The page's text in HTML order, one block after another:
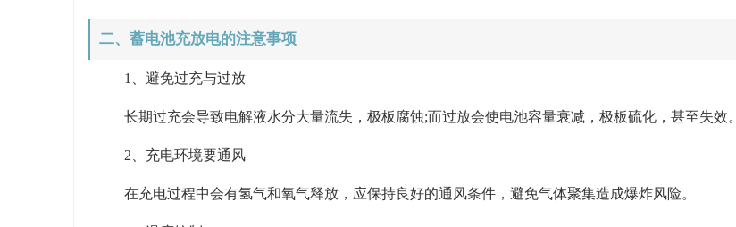
二、蓄电池充放电的注意事项
1、避免过充与过放
长期过充会导致电解液水分大量流失，极板腐蚀;而过放会使电池容量衰减，极板硫化，甚至失效。
2、充电环境要通风
在充电过程中会有氢气和氧气释放，应保持良好的通风条件，避免气体聚集造成爆炸风险。